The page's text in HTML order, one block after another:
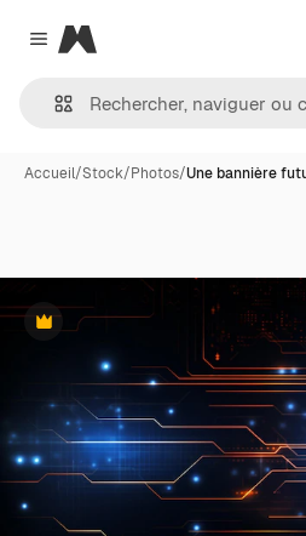
Close menu
Magnific
Accueil/Stock/Photos/Une bannière
Premium